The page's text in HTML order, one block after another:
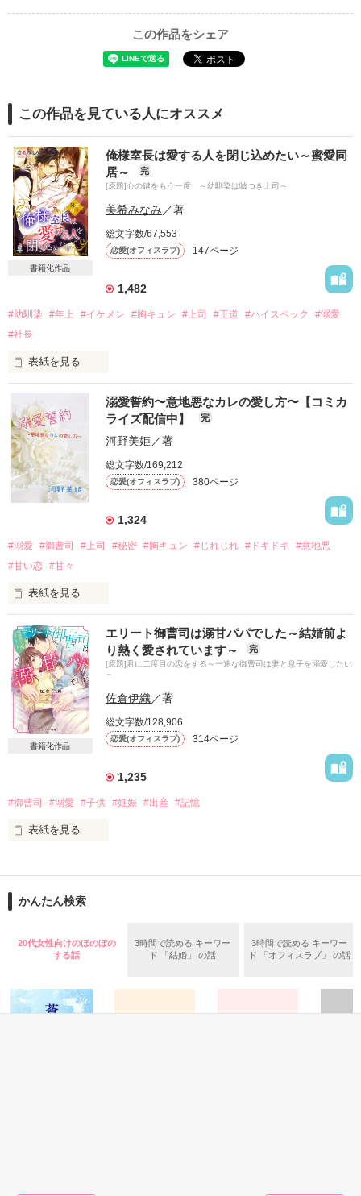
この作品をシェア
この作品を見ている人にオススメ
書籍化作品
俺様室長は愛する人を閉じ込めたい～蜜愛同
居～
完
[原題]心の鍵をもう一度 ～幼馴染は嘘つき上司～
美希みなみ／著
総文字数/67,553
恋愛(オフィスラブ) 147ページ
1,482
#幼馴染 #年上 #イケメン #胸キュン #上司 #王道 #ハイスペック
#溺愛
#社長
表紙を見る
何とか言葉を振り絞った。
（なんでここにいるの？）
（今更、会いたくなかったよ……）
しっかりと掛けていた心の鍵が嫌な音を立てて外れる気がし
た。
「初めまして。千堂　大輔です」
その彼は、何事もないような顔をして優しい微笑みを湛えた。
本社　海外事業部　主任
千堂　大輔　　３３歳　　サイエンスコーポレーション　東京
本社　秘書室長
幼馴染って、初恋って……？
START  2017.5.11〜2017.5.24
副社長には内緒、spin-off 2作目です★
「心の鍵をもう一度」
璃稀様、素敵なレビューありがとうございます(*^^*)これから
願いします！
溺愛誓約〜意地悪なカレの愛し方〜【コミカ
ライズ配信中】
完
河野美姫／著
総文字数/169,212
恋愛(オフィスラブ) 380ページ
1,324
#溺愛 #御曹司 #上司 #秘密 #胸キュン #じれじれ #ドキドキ
#意地悪
#甘い恋 #甘々
表紙を見る
◇∞━*＊*━*＊*━*＊*━*＊*━*＊*━∞◇
他社様よりコミカライズ配信中
漫画：rera先生
2024/9/11〜シーモア先行配信
2024/12/11～全電子書店配信
◇∞━*＊*━*＊*━*＊*━*＊*━*＊*━∞◇
優しくて穏やかな人だと思っていた。
「じゃあ、俺としてみるか？」
癒し系として社内で人気のあなたは、
+ﾟ*｡:ﾟ+.ﾟ*｡:ﾟ+.ﾟ*｡:ﾟ+.ﾟ*｡:ﾟ+
わけもわからないまま惑わされ、
その誘惑的な唇に溺れてしまいそう。
書籍化作品
エリート御曹司は溺甘パパでした～結婚前よ
り熱く愛されています～
完
[原題]君に二度目の恋をする～一途な御曹司は妻と息子を溺愛したい
～
佐倉伊織／著
総文字数/128,906
恋愛(オフィスラブ) 314ページ
1,235
#御曹司 #溺愛 #子供 #妊娠 #出産 #記憶
表紙を見る
この先、幸せが待っているはずだったのに
離れて数年。
ひとりで息子を育てていた私の前に姿を現した彼は
「俺ともう一度始めてくれないか」
かんたん検索
20代女性向けのほのぼの
する話
3時間で読める キーワー
ド 「結婚」 の話
3時間で読める キーワー
ド 「オフィスラブ」 の話